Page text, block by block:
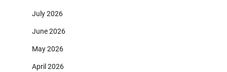
July 2026
June 2026
May 2026
April 2026